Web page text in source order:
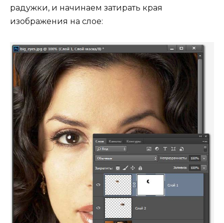
радужки, и начинаем затирать края
изображения на слое: